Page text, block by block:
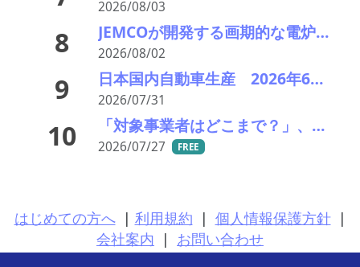
2026/08/03
8 JEMCOが開発する画期的な電炉ダスト（EAFD）処理技術
2026/08/02
9 日本国内自動車生産 2026年6月生産台数 73万7千台 前年同月比6.8%増加
2026/07/31
10 「対象事業者はどこまで？」、残り２年半で細部の詰め急ぐ――環境省、第１回スクラップヤード環境対策技術検討会
2026/07/27 FREE
はじめての方へ | 利用規約 | 個人情報保護方針 |
会社案内 | お問い合わせ